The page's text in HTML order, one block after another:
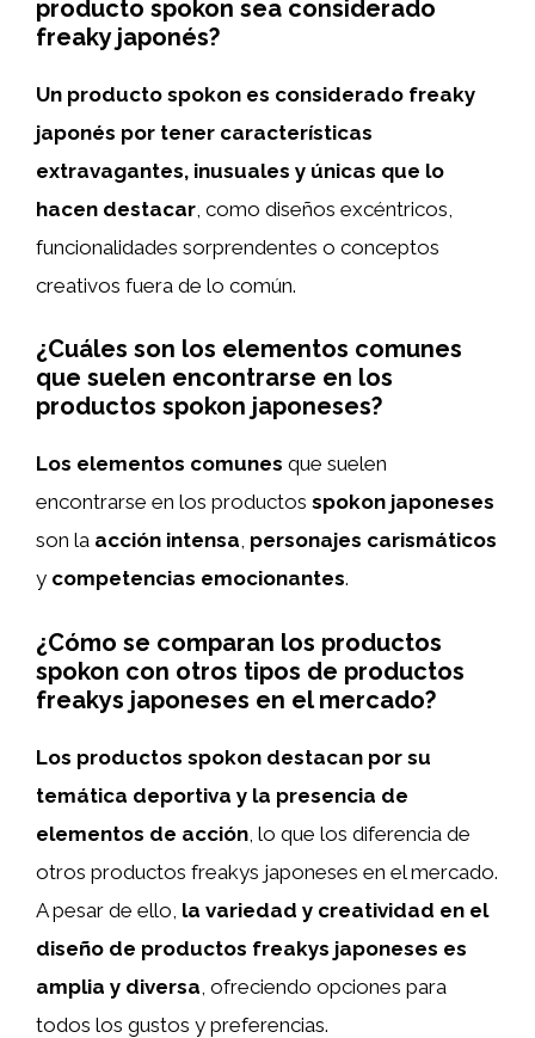
producto spokon sea considerado
freaky japonés?
Un producto spokon es considerado freaky
japonés por tener características
extravagantes, inusuales y únicas que lo
hacen destacar , como diseños excéntricos,
funcionalidades sorprendentes o conceptos
creativos fuera de lo común.
¿Cuáles son los elementos comunes
que suelen encontrarse en los
productos spokon japoneses?
Los elementos comunes que suelen
encontrarse en los productos spokon japoneses
son la acción intensa, personajes carismáticos
y competencias emocionantes.
¿Cómo se comparan los productos
spokon con otros tipos de productos
freakys japoneses en el mercado?
Los productos spokon destacan por su
temática deportiva y la presencia de
elementos de acción , lo que los diferencia de
otros productos freakys japoneses en el mercado.
A pesar de ello, la variedad y creatividad en el
diseño de productos freakys japoneses es
amplia y diversa , ofreciendo opciones para
todos los gustos y preferencias.